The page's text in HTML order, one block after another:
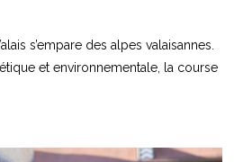
s’empare des alpes valaisannes.
et environnementale, la course